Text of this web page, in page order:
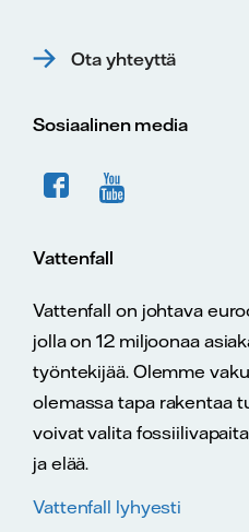
Ota yhteyttä
Sosiaalinen media
Vattenfall
Vattenfall on johtava
jolla on 12 miljoonaa
työntekijää. Olemme
olemassa tapa rakentaa
voivat valita
ja elää.
Vattenfall lyhyesti